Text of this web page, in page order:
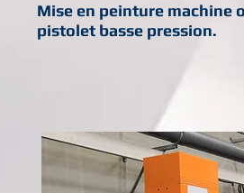
Mise en peinture machine
pistolet basse pression.